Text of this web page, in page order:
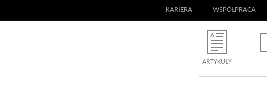
KARIERA WSPÓŁPRACA
ARTYKUŁY